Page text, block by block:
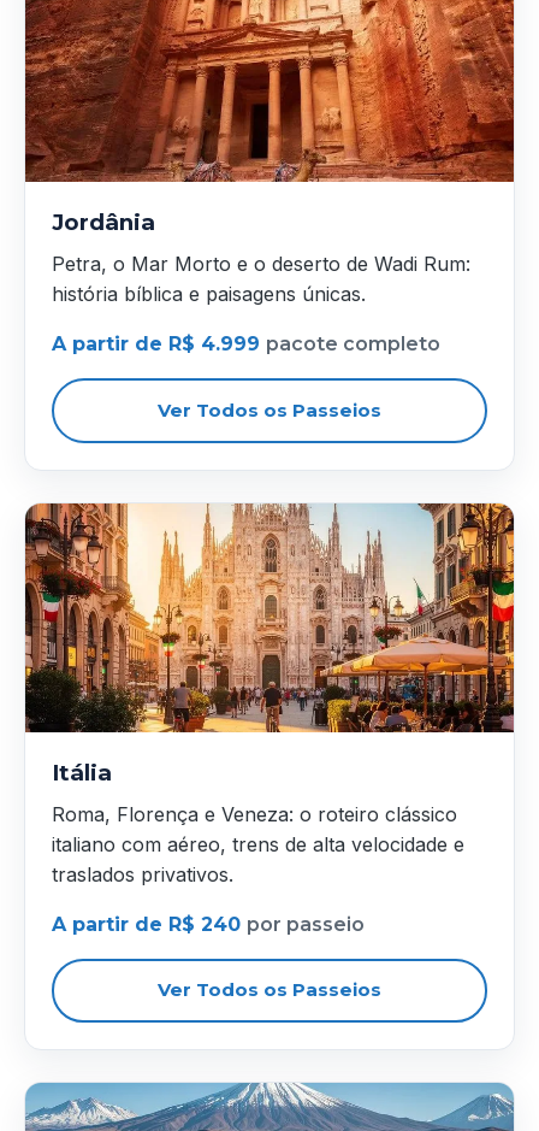
Jordânia
Petra, o Mar Morto e o deserto de Wadi Rum:
história bíblica e paisagens únicas.
A partir de R$ 4.999 pacote completo
Ver Todos os Passeios
Itália
Roma, Florença e Veneza: o roteiro clássico
italiano com aéreo, trens de alta velocidade e
traslados privativos.
A partir de R$ 240 por passeio
Ver Todos os Passeios